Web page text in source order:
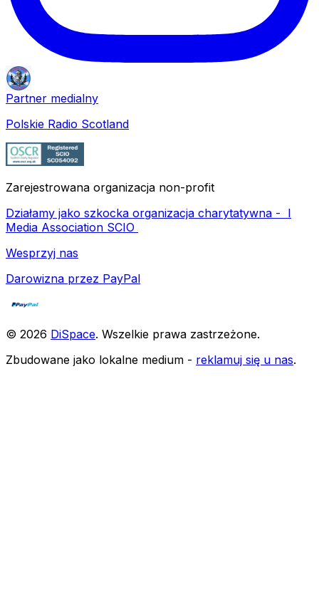
Partner medialny
Polskie Radio Scotland
Zarejestrowana organizacja non-profit
Działamy jako szkocka organizacja charytatywna - I
Media Association SCIO
Wesprzyj nas
Darowizna przez PayPal
© 2026 DiSpace. Wszelkie prawa zastrzeżone.
Zbudowane jako lokalne medium - reklamuj się u nas.